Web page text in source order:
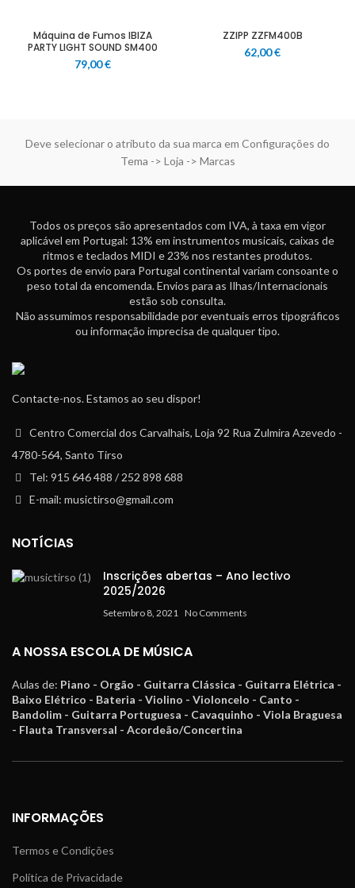
Máquina de Fumos IBIZA
PARTY LIGHT SOUND SM400
79,00€
ZZIPP ZZFM400B
62,00€
Deve selecionar o atributo da sua marca em Configurações do
Tema -> Loja -> Marcas
Todos os preços são apresentados com IVA, à taxa em vigor
aplicável em Portugal: 13% em instrumentos musicais, caixas de
ritmos e teclados MIDI e 23% nos restantes produtos.
Os portes de envio para Portugal continental variam consoante o
peso total da encomenda. Envios para as Ilhas/Internacionais
estão sob consulta.
Não assumimos responsabilidade por eventuais erros tipográficos
ou informação imprecisa de qualquer tipo.
Contacte-nos. Estamos ao seu dispor!
Centro Comercial dos Carvalhais, Loja 92 Rua Zulmira Azevedo -
4780-564, Santo Tirso
Tel: 915 646 488 / 252 898 688
E-mail: musictirso@gmail.com
NOTÍCIAS
Inscrições abertas – Ano lectivo
2025/2026
Setembro 8, 2021 No Comments
A NOSSA ESCOLA DE MÚSICA
Aulas de: Piano - Orgão - Guitarra Clássica - Guitarra Elétrica -
Baixo Elétrico - Bateria - Violino - Violoncelo - Canto -
Bandolim - Guitarra Portuguesa - Cavaquinho - Viola Braguesa
- Flauta Transversal - Acordeão/Concertina
INFORMAÇÕES
Termos e Condições
Política de Privacidade